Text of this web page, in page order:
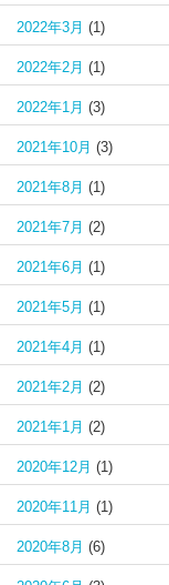
2022年3月 (1)
2022年2月 (1)
2022年1月 (3)
2021年10月 (3)
2021年8月 (1)
2021年7月 (2)
2021年6月 (1)
2021年5月 (1)
2021年4月 (1)
2021年2月 (2)
2021年1月 (2)
2020年12月 (1)
2020年11月 (1)
2020年8月 (6)